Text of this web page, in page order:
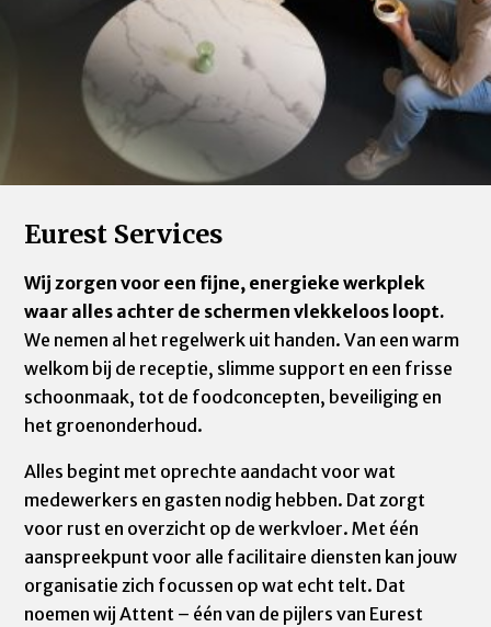
Eurest Services
Wij zorgen voor een fijne, energieke werkplek
waar alles achter de schermen vlekkeloos loopt.
We nemen al het regelwerk uit handen. Van een warm
welkom bij de receptie, slimme support en een frisse
schoonmaak, tot de foodconcepten, beveiliging en
het groenonderhoud.
Alles begint met oprechte aandacht voor wat
medewerkers en gasten nodig hebben. Dat zorgt
voor rust en overzicht op de werkvloer. Met één
aanspreekpunt voor alle facilitaire diensten kan jouw
organisatie zich focussen op wat echt telt. Dat
noemen wij Attent – één van de pijlers van Eurest